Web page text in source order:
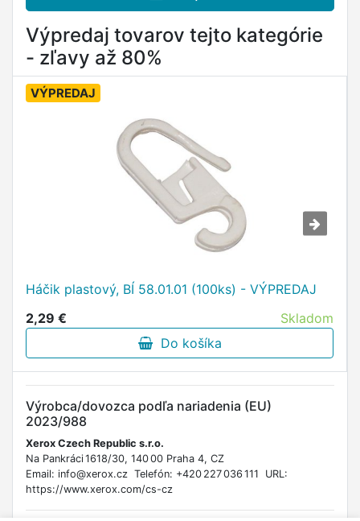
Výpredaj tovarov tejto kategórie
- zľavy až 80%
VÝPREDAJ
Háčik plastový, BÍ 58.01.01 (100ks) - VÝPREDAJ
2,29 €
Skladom
Do košíka
Výrobca/dovozca podľa nariadenia (EU)
2023/988
Xerox Czech Republic s.r.o.
Na Pankráci 1618/30, 140 00 Praha 4, CZ
Email: info@xerox.cz Telefón: +420 227 036 111 URL:
https://www.xerox.com/cs-cz